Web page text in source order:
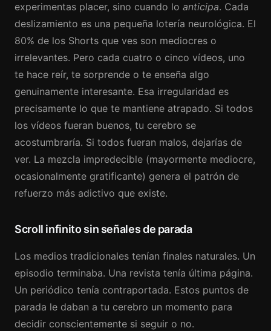
experimentas placer, sino cuando lo anticipa. Cada
deslizamiento es una pequeña lotería neurológica. El
80% de los Shorts que ves son mediocres o
irrelevantes. Pero cada cuatro o cinco vídeos, uno
te hace reír, te sorprende o te enseña algo
genuinamente interesante. Esa irregularidad es
precisamente lo que te mantiene atrapado. Si todos
los vídeos fueran buenos, tu cerebro se
acostumbraría. Si todos fueran malos, dejarías de
ver. La mezcla impredecible (mayormente mediocre,
ocasionalmente gratificante) genera el patrón de
refuerzo más adictivo que existe.
Scroll infinito sin señales de parada
Los medios tradicionales tenían finales naturales. Un
episodio terminaba. Una revista tenía última página.
Un periódico tenía contraportada. Estos puntos de
parada le daban a tu cerebro un momento para
decidir conscientemente si seguir o no.